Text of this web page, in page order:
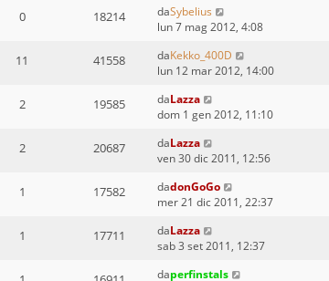
0 18214 daSybelius
lun 7 mag 2012, 4:08
11 41558 daKekko_400D
lun 12 mar 2012, 14:00
2 19585 daLazza
dom 1 gen 2012, 11:10
2 20687 daLazza
ven 30 dic 2011, 12:56
1 17582 dadonGoGo
mer 21 dic 2011, 22:37
1 17711 daLazza
sab 3 set 2011, 12:37
daperfinstals